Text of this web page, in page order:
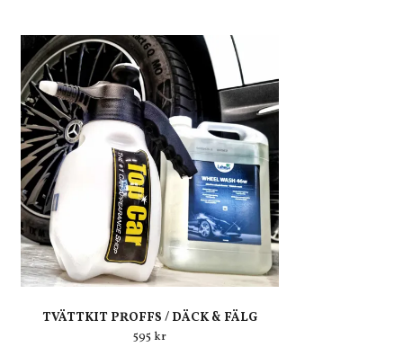
TVÄTTKIT PROFFS / DÄCK & FÄLG
595 kr